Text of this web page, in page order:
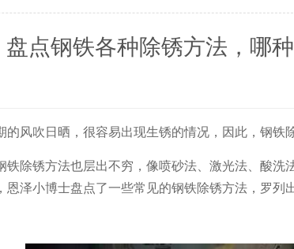
盘点钢铁各种除锈方法，哪
风吹日晒，很容易出现生锈的情况，因此，钢铁
铁除锈方法也层出不穷，像喷砂法、激光法、酸
恩泽小博士盘点了一些常见的钢铁除锈方法，罗